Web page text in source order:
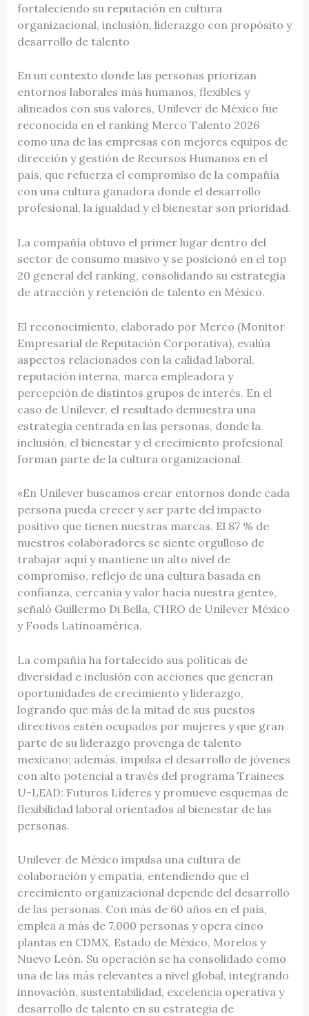
fortaleciendo su reputación en cultura
organizacional, inclusión, liderazgo con propósito y
desarrollo de talento
En un contexto donde las personas priorizan
entornos laborales más humanos, flexibles y
alineados con sus valores, Unilever de México fue
reconocida en el ranking Merco Talento 2026
como una de las empresas con mejores equipos de
dirección y gestión de Recursos Humanos en el
país, que refuerza el compromiso de la compañía
con una cultura ganadora donde el desarrollo
profesional, la igualdad y el bienestar son prioridad.
La compañía obtuvo el primer lugar dentro del
sector de consumo masivo y se posicionó en el top
20 general del ranking, consolidando su estrategia
de atracción y retención de talento en México.
El reconocimiento, elaborado por Merco (Monitor
Empresarial de Reputación Corporativa), evalúa
aspectos relacionados con la calidad laboral,
reputación interna, marca empleadora y
percepción de distintos grupos de interés. En el
caso de Unilever, el resultado demuestra una
estrategia centrada en las personas, donde la
inclusión, el bienestar y el crecimiento profesional
forman parte de la cultura organizacional.
«En Unilever buscamos crear entornos donde cada
persona pueda crecer y ser parte del impacto
positivo que tienen nuestras marcas. El 87 % de
nuestros colaboradores se siente orgulloso de
trabajar aquí y mantiene un alto nivel de
compromiso, reflejo de una cultura basada en
confianza, cercanía y valor hacia nuestra gente»,
señaló Guillermo Di Bella, CHRO de Unilever México
y Foods Latinoamérica.
La compañía ha fortalecido sus políticas de
diversidad e inclusión con acciones que generan
oportunidades de crecimiento y liderazgo,
logrando que más de la mitad de sus puestos
directivos estén ocupados por mujeres y que gran
parte de su liderazgo provenga de talento
mexicano; además, impulsa el desarrollo de jóvenes
con alto potencial a través del programa Trainees
U-LEAD: Futuros Líderes y promueve esquemas de
flexibilidad laboral orientados al bienestar de las
personas.
Unilever de México impulsa una cultura de
colaboración y empatía, entendiendo que el
crecimiento organizacional depende del desarrollo
de las personas. Con más de 60 años en el país,
emplea a más de 7,000 personas y opera cinco
plantas en CDMX, Estado de México, Morelos y
Nuevo León. Su operación se ha consolidado como
una de las más relevantes a nivel global, integrando
innovación, sustentabilidad, excelencia operativa y
desarrollo de talento en su estrategia de